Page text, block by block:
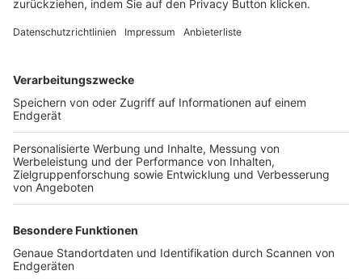
FOLGE DEM BFV
TOP-VEREINE
TOP-PARTNER